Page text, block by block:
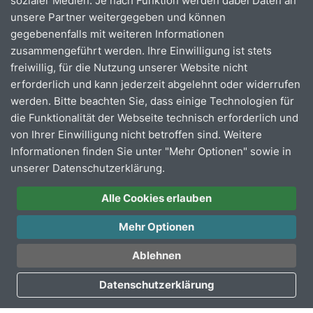
unsere Partner weitergegeben und können
gegebenenfalls mit weiteren Informationen
zusammengeführt werden. Ihre Einwilligung ist stets
freiwillig, für die Nutzung unserer Website nicht
erforderlich und kann jederzeit abgelehnt oder widerrufen
werden. Bitte beachten Sie, dass einige Technologien für
die Funktionalität der Webseite technisch erforderlich und
von Ihrer Einwilligung nicht betroffen sind. Weitere
Informationen finden Sie unter "Mehr Optionen" sowie in
unserer Datenschutzerklärung.
Alle Cookies erlauben
Mehr Optionen
Ablehnen
Datenschutzerklärung
Die Beförderungsbedingungen regeln das
Zusammenspiel zwischen Verkehrsunternehmen und
Fahrgästen, beinhalten Rechte und Pflichten sowie die
Nutzungsmöglichkeiten der öffentlichen
Verkehrsmittel.
Die jeweils aktuelle Fassung finden Sie auf der Website
des Verkehrsverbundes Rhein-Sieg (VRS)
Hier gelangen Sie zu der Seite des VRS